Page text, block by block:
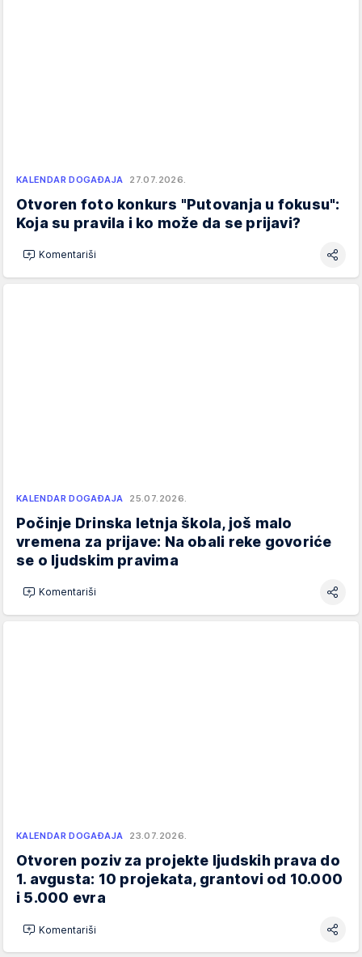
KALENDAR DOGAĐAJA 27.07.2026.
Otvoren foto konkurs "Putovanja u fokusu":
Koja su pravila i ko može da se prijavi?
Komentariši
KALENDAR DOGAĐAJA 25.07.2026.
Počinje Drinska letnja škola, još malo
vremena za prijave: Na obali reke govoriće
se o ljudskim pravima
Komentariši
KALENDAR DOGAĐAJA 23.07.2026.
Otvoren poziv za projekte ljudskih prava do
1. avgusta: 10 projekata, grantovi od 10.000
i 5.000 evra
Komentariši